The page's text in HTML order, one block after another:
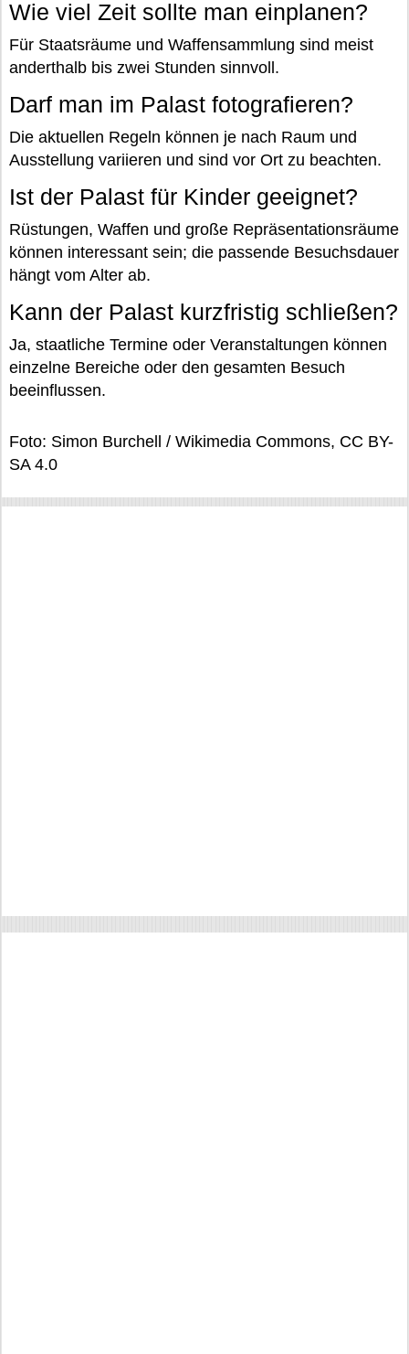
Wie viel Zeit sollte man einplanen?
Für Staatsräume und Waffensammlung sind meist
anderthalb bis zwei Stunden sinnvoll.
Darf man im Palast fotografieren?
Die aktuellen Regeln können je nach Raum und
Ausstellung variieren und sind vor Ort zu beachten.
Ist der Palast für Kinder geeignet?
Rüstungen, Waffen und große Repräsentationsräume
können interessant sein; die passende Besuchsdauer
hängt vom Alter ab.
Kann der Palast kurzfristig schließen?
Ja, staatliche Termine oder Veranstaltungen können
einzelne Bereiche oder den gesamten Besuch
beeinflussen.
Foto: Simon Burchell / Wikimedia Commons, CC BY-
SA 4.0